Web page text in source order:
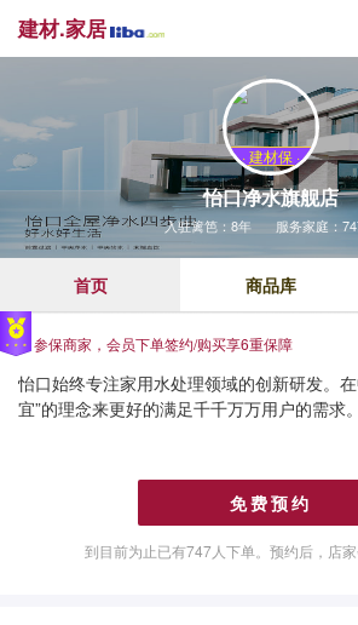
建材.家居
· 建材保 ·
怡口净水旗舰店
入驻篱笆：8年 服务家庭：
首页 商品库
参保商家，会员下单签约/购买享6重保障
怡口始终专注家用水处理领域的创新研发。
宜”的理念来更好的满足千千万万用户的需求。
免费预约
到目前为止已有747人下单。预约后，店